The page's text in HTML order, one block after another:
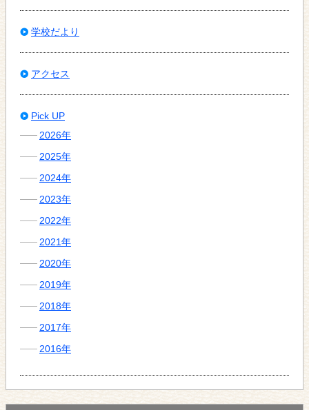
学校だより
アクセス
Pick UP
2026年
2025年
2024年
2023年
2022年
2021年
2020年
2019年
2018年
2017年
2016年